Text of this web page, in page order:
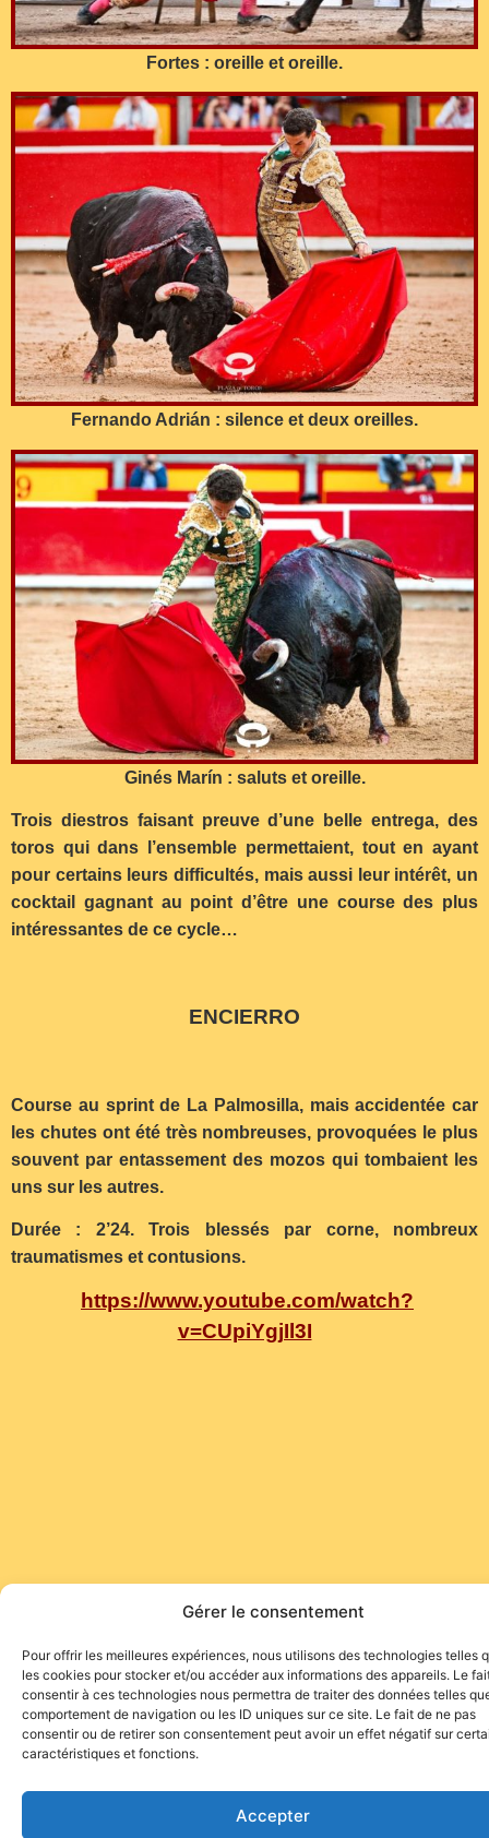
Gérer le consentement
Pour offrir les meilleures expériences, nous utilisons des technologies telles
les cookies pour stocker et/ou accéder aux informations des appareils. Le
consentir à ces technologies nous permettra de traiter des données telles
comportement de navigation ou les ID uniques sur ce site. Le fait de ne pas
consentir ou de retirer son consentement peut avoir un effet négatif sur
caractéristiques et fonctions.
Accepter
Fortes : oreille et oreille.
Fernando Adrián : silence et deux oreilles.
Ginés Marín : saluts et oreille.
Trois diestros faisant preuve d’une belle entrega, des
toros qui dans l’ensemble permettaient, tout en ayant
pour certains leurs difficultés, mais aussi leur intérêt, un
cocktail gagnant au point d’être une course des plus
intéressantes de ce cycle…
ENCIERRO
Course au sprint de La Palmosilla, mais accidentée car
les chutes ont été très nombreuses, provoquées le plus
souvent par entassement des mozos qui tombaient les
uns sur les autres.
Durée : 2’24. Trois blessés par corne, nombreux
traumatismes et contusions.
https://www.youtube.com/watch?
v=CUpiYgjIl3I
Site de l'association TOROFIESTA